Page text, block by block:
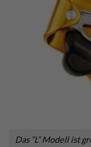
Das “L” Modell ist